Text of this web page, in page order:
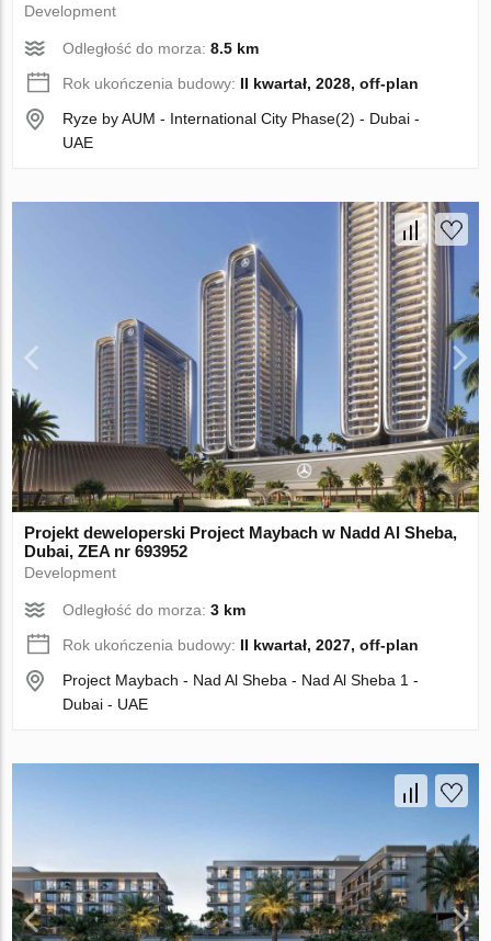
Development
Odległość do morza:8.5 km
Rok ukończenia budowy: II kwartał, 2028, off-plan
Ryze by AUM - International City Phase(2) - Dubai -
UAE
Projekt deweloperski Project Maybach w Nadd Al Sheba,
Dubai, ZEA nr 693952
Development
Odległość do morza:3 km
Rok ukończenia budowy: II kwartał, 2027, off-plan
Project Maybach - Nad Al Sheba - Nad Al Sheba 1 -
Dubai - UAE